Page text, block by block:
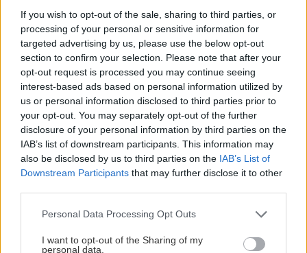
If you wish to opt-out of the sale, sharing to third parties, or
processing of your personal or sensitive information for
targeted advertising by us, please use the below opt-out
section to confirm your selection. Please note that after your
opt-out request is processed you may continue seeing
interest-based ads based on personal information utilized by
us or personal information disclosed to third parties prior to
your opt-out. You may separately opt-out of the further
disclosure of your personal information by third parties on the
IAB’s list of downstream participants. This information may
also be disclosed by us to third parties on the IAB’s List of
Downstream Participants that may further disclose it to other
Please note that this website/app uses one or more Google
not limited to your visit or usage behaviour. You may click to
Personal Data Processing Opt Outs
I want to opt-out of the Sharing of my
personal data.
Αναζήτηση
για...